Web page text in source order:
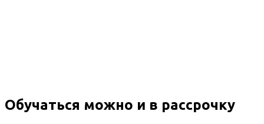
Обучаться можно и в рассрочку